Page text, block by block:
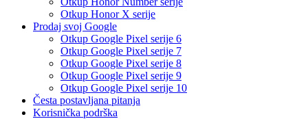
Otkup Honor X serije
Prodaj svoj Google
Otkup Google Pixel serije 6
Otkup Google Pixel serije 7
Otkup Google Pixel serije 8
Otkup Google Pixel serije 9
Otkup Google Pixel serije 10
Česta postavljana pitanja
Korisnička podrška